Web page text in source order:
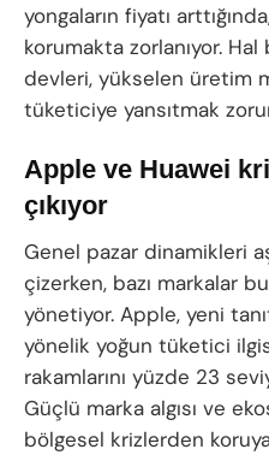
yongaların fiyatı
korumakta zorlanıyor.
devleri, yükselen üretim
tüketiciye yansıtmak
Apple ve Huawei
çıkıyor
Genel pazar dinamikleri
çizerken, bazı markalar
yönetiyor. Apple, yeni
yönelik yoğun tüketici
rakamlarını yüzde 23
Güçlü marka algısı ve
bölgesel krizlerden